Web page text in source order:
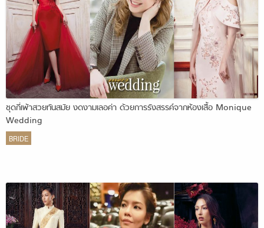
ชุดกี่เพ้าสวยทันสมัย งดงามเลอค่า ด้วยการรังสรรค์จากห้องเสื้อ Monique
Wedding
BRIDE